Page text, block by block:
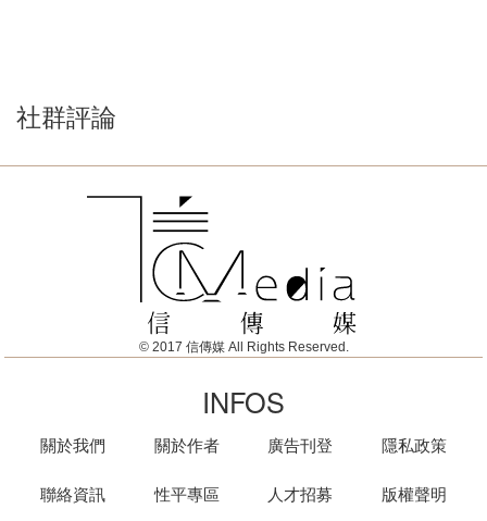
社群評論
© 2017 信傳媒 All Rights Reserved.
INFOS
關於我們
聯絡資訊
關於作者
性平專區
廣告刊登
人才招募
隱私政策
版權聲明